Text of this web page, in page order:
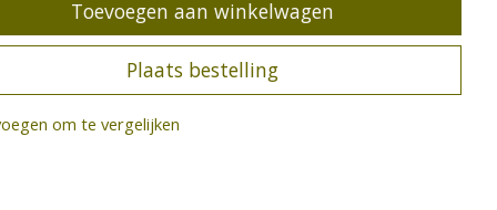
Toevoegen aan winkelwagen
Plaats bestelling
om te vergelijken